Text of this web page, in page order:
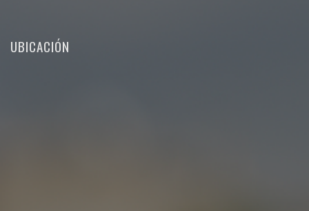
UBICACIÓN